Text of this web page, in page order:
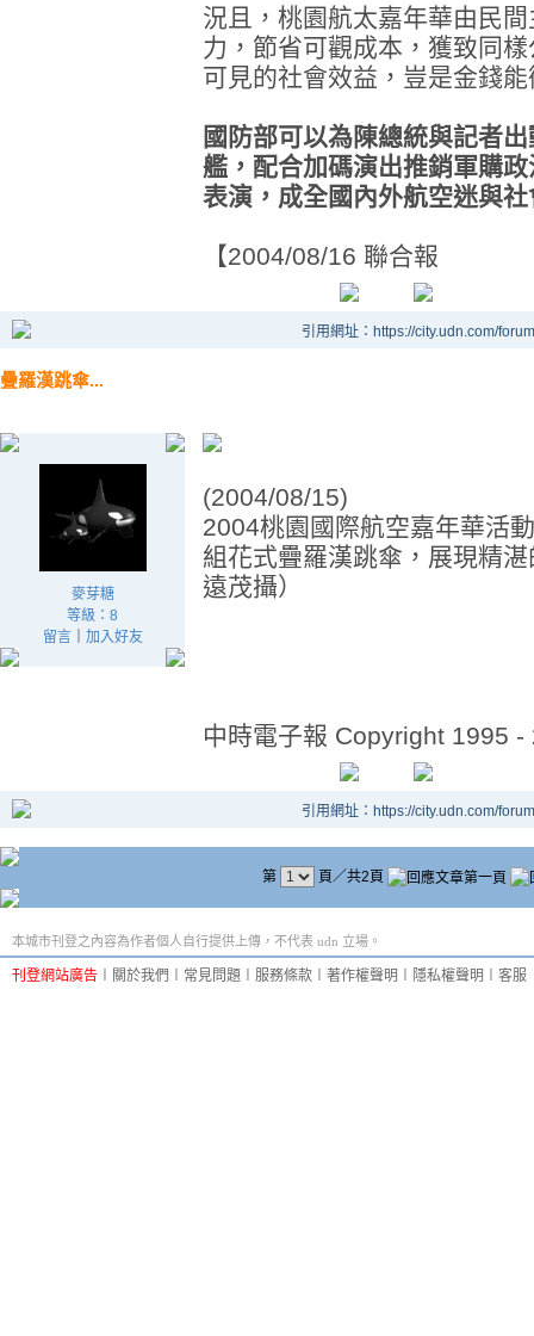
況且，桃園航太嘉年華由民
力，節省可觀成本，獲致同
可見的社會效益，豈是金錢
國防部可以為陳總統與記者
艦，配合加碼演出推銷軍購
表演，成全國內外航空迷與
【2004/08/16 聯合報
引用網址：https://city.udn.com/
疊羅漢跳傘...
麥芽糖
等級：8
留言｜ 加入好友
(2004/08/15)
2004桃園國際航空嘉年華活
組花式疊羅漢跳傘，展現精
遠茂攝）
中時電子報 Copyright 1995
引用網址：https://city.udn.com/
第 頁／共2頁
本城市刊登之內容為作者個人自行提供上傳，不代表 udn 立場。
刊登網站廣告 關於我們 常見問題 服務條款 著作權聲明 隱私權聲明 客服